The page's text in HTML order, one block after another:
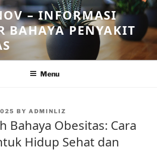
– INFORMASI
BAHAYA PENYAKIT
Menu
BY ADMINLIZ
Bahaya Obesitas: Cara
Hidup Sehat dan